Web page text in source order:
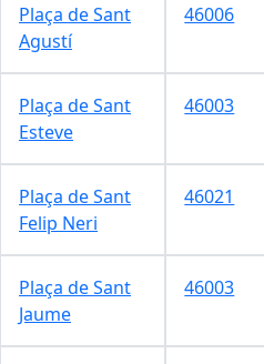
Plaça de Sant
Agustí
46006
Plaça de Sant
Esteve
46003
Plaça de Sant
Felip Neri
46021
Plaça de Sant
Jaume
46003